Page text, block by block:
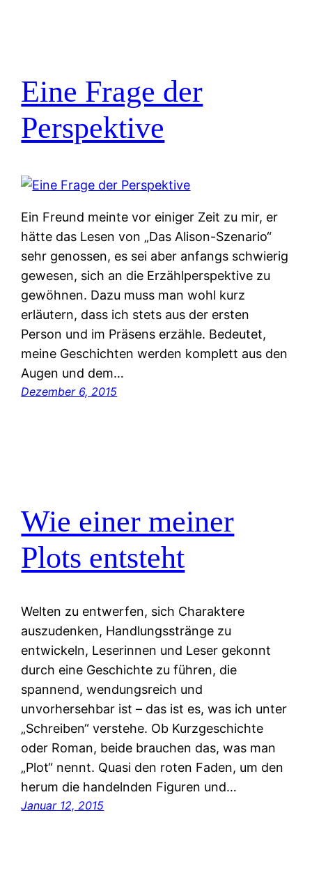
Eine Frage der
Perspektive
Ein Freund meinte vor einiger Zeit zu mir, er
hätte das Lesen von „Das Alison-Szenario“
sehr genossen, es sei aber anfangs schwierig
gewesen, sich an die Erzählperspektive zu
gewöhnen. Dazu muss man wohl kurz
erläutern, dass ich stets aus der ersten
Person und im Präsens erzähle. Bedeutet,
meine Geschichten werden komplett aus den
Augen und dem…
Dezember 6, 2015
Wie einer meiner
Plots entsteht
Welten zu entwerfen, sich Charaktere
auszudenken, Handlungsstränge zu
entwickeln, Leserinnen und Leser gekonnt
durch eine Geschichte zu führen, die
spannend, wendungsreich und
unvorhersehbar ist – das ist es, was ich unter
„Schreiben“ verstehe. Ob Kurzgeschichte
oder Roman, beide brauchen das, was man
„Plot“ nennt. Quasi den roten Faden, um den
herum die handelnden Figuren und…
Januar 12, 2015